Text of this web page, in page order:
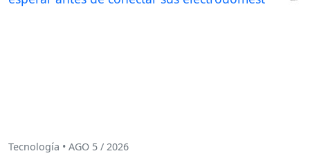
Tecnología • AGO 5 / 2026